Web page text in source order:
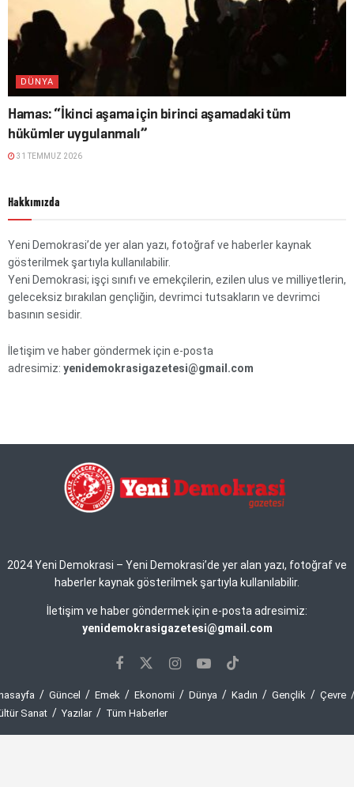
DÜNYA
Hamas: “İkinci aşama için birinci aşamadaki tüm
hükümler uygulanmalı”
31 TEMMUZ 2026
Hakkımızda
Yeni Demokrasi’de yer alan yazı, fotoğraf ve haberler kaynak
gösterilmek şartıyla kullanılabilir.
Yeni Demokrasi; işçi sınıfı ve emekçilerin, ezilen ulus ve milliyetlerin,
geleceksiz bırakılan gençliğin, devrimci tutsakların ve devrimci
basının sesidir.
İletişim ve haber göndermek için e-posta
adresimiz: yenidemokrasigazetesi@gmail.com
2024 Yeni Demokrasi – Yeni Demokrasi’de yer alan yazı, fotoğraf ve
haberler kaynak gösterilmek şartıyla kullanılabilir.
İletişim ve haber göndermek için e-posta adresimiz:
yenidemokrasigazetesi@gmail.com
Güncel Emek Ekonomi Dünya Kadın Gençlik
Çevre
Sanat
Yazılar Tüm Haberler